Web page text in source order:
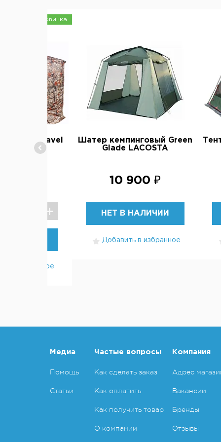
Новинка
SibTravel
камуфляж
в избранное
Шатер кемпинговый Green
Glade LACOSTA
10 900 ₽
НЕТ В НАЛИЧИИ
Добавить в избранное
Медиа
Помощь
Статьи
Частые вопросы
Как сделать заказ
Как оплатить
Как получить товар
О компании
Компания
Адрес
Вакансии
Бренды
Отзывы